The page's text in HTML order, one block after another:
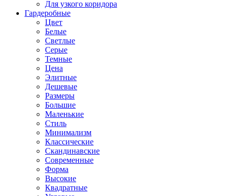
Для узкого коридора
Гардеробные
Цвет
Белые
Светлые
Серые
Темные
Цена
Элитные
Дешевые
Размеры
Большие
Маленькие
Стиль
Минимализм
Классические
Скандинавские
Современные
Форма
Высокие
Квадратные